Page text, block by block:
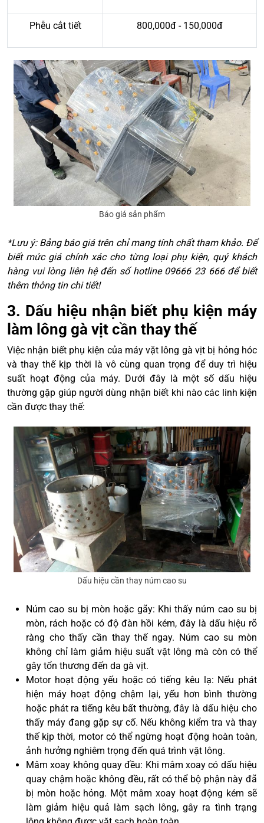
Phễu cắt tiết 800,000đ - 150,000đ
Báo giá sản phẩm
*Lưu ý: Bảng báo giá trên chỉ mang tính chất tham khảo. Để
biết mức giá chính xác cho từng loại phụ kiện, quý khách
hàng vui lòng liên hệ đến số hotline 09666 23 666 để biết
thêm thông tin chi tiết!
3. Dấu hiệu nhận biết phụ kiện máy
làm lông gà vịt cần thay thế
Việc nhận biết phụ kiện của máy vặt lông gà vịt bị hỏng hóc
và thay thế kịp thời là vô cùng quan trọng để duy trì hiệu
suất hoạt động của máy. Dưới đây là một số dấu hiệu
thường gặp giúp người dùng nhận biết khi nào các linh kiện
cần được thay thế:
Dấu hiệu cần thay núm cao su
Núm cao su bị mòn hoặc gãy: Khi thấy núm cao su bị
mòn, rách hoặc có độ đàn hồi kém, đây là dấu hiệu rõ
ràng cho thấy cần thay thế ngay. Núm cao su mòn
không chỉ làm giảm hiệu suất vặt lông mà còn có thể
gây tổn thương đến da gà vịt.
Motor hoạt động yếu hoặc có tiếng kêu lạ: Nếu phát
hiện máy hoạt động chậm lại, yếu hơn bình thường
hoặc phát ra tiếng kêu bất thường, đây là dấu hiệu cho
thấy máy đang gặp sự cố. Nếu không kiểm tra và thay
thế kịp thời, motor có thể ngừng hoạt động hoàn toàn,
ảnh hưởng nghiêm trọng đến quá trình vặt lông.
Mâm xoay không quay đều: Khi mâm xoay có dấu hiệu
quay chậm hoặc không đều, rất có thể bộ phận này đã
bị mòn hoặc hỏng. Một mâm xoay hoạt động kém sẽ
làm giảm hiệu quả làm sạch lông, gây ra tình trạng